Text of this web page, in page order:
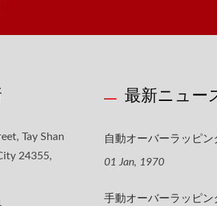
Tay Shan
24355,
最新ニュー
自動オーバーラッピン
01 Jan, 1970
手動オーバーラッピン